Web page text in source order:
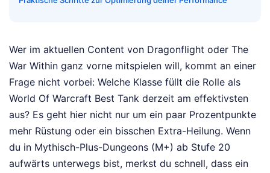
Wer im aktuellen Content von Dragonflight oder The
War Within ganz vorne mitspielen will, kommt an einer
Frage nicht vorbei: Welche Klasse füllt die Rolle als
World Of Warcraft Best Tank derzeit am effektivsten
aus? Es geht hier nicht nur um ein paar Prozentpunkte
mehr Rüstung oder ein bisschen Extra-Heilung. Wenn
du in Mythisch-Plus-Dungeons (M+) ab Stufe 20
aufwärts unterwegs bist, merkst du schnell, dass ein